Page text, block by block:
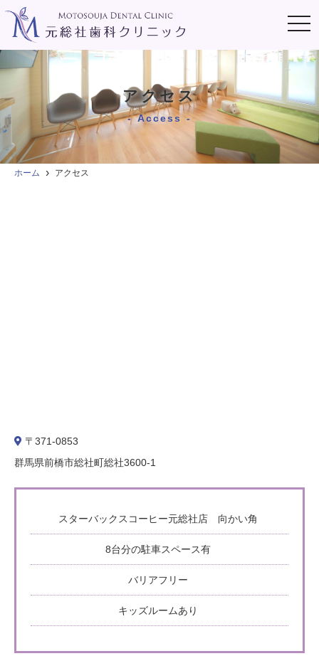
t
o
l
a
v
i
a
アクセス
Access
ホーム アクセス
〒371-0853
群馬県前橋市総社町総社3600-1
スターバックスコーヒー元総社店 向かい角
8台分の駐車スペース有
バリアフリー
キッズルームあり